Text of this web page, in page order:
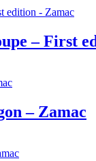
– First
– Zamac